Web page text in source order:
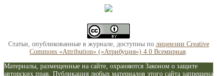
Статьи, опубликованные в журнале, доступны по лицензии Creative
Commons «Attribution» («Атрибуция») 4.0 Всемирная
Материалы, размещенные на сайте, охраняются Законом о защите
авторских прав. Публикация любых материалов этого сайта запрещена